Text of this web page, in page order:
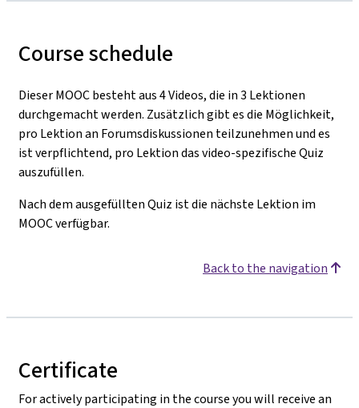
Course schedule
Dieser MOOC besteht aus 4 Videos, die in 3 Lektionen
durchgemacht werden. Zusätzlich gibt es die Möglichkeit,
pro Lektion an Forumsdiskussionen teilzunehmen und es
ist verpflichtend, pro Lektion das video-spezifische Quiz
auszufüllen.
Nach dem ausgefüllten Quiz ist die nächste Lektion im
MOOC verfügbar.
Back to the navigation
Certificate
For actively participating in the course you will receive an